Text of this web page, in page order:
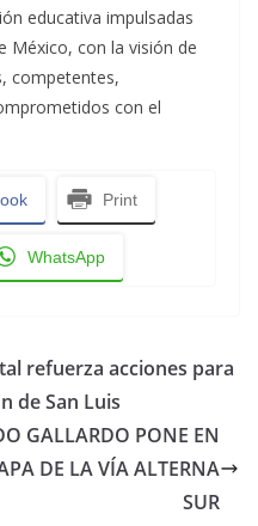
educativa impulsadas
México, con la visión de
competentes,
con el
Print
WhatsApp
refuerza acciones para
de San Luis
GALLARDO PONE EN
DE LA VÍA ALTERNA
SUR